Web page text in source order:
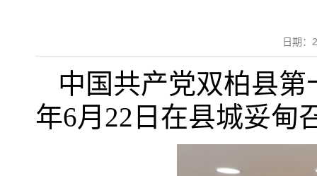
日期
中国共产党双柏县
年6月22日在县城妥甸